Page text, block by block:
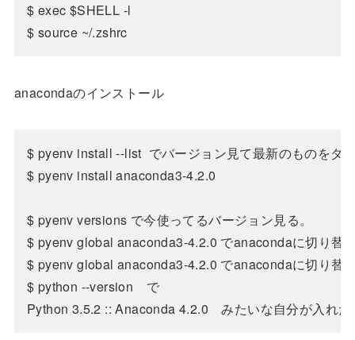
$ exec $SHELL -l
anacondaのインストール
$ pyenv install --list  でバージョン見て最新のものをダ
$ pyenv install anaconda3-4.2.0
$ pyenv versions で今使ってるバージョン見る。
$ pyenv global anaconda3-4.2.0 でanacondaに切り替
$ pyenv global anaconda3-4.2.0 でanacondaに切り替
$ python --version　で